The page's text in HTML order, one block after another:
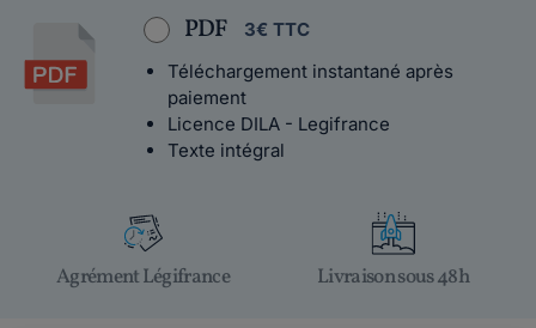
PDF
3€ TTC
Téléchargement instantané après
paiement
Licence DILA - Legifrance
Texte intégral
Agrément Légifrance Livraison sous 48h